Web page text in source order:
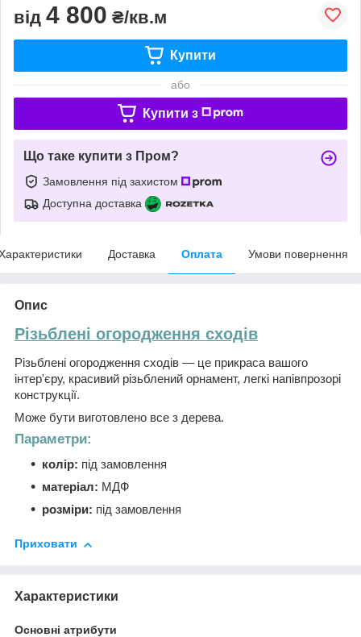
від 4 800 ₴/кв.м
Купити
або
Купити з
Що таке купити з Пром?
Замовлення під захистом
Доступна доставка
Доставка Оплата Умови повернення
Опис
Різьблені огородження сходів
Різьблені огородження сходів — це прикраса вашого
інтер'єру, красивий різьблений орнамент, легкі напівпрозорі
конструкції.
Може бути виготовлено все з дерева.
Параметри:
колір: під замовлення
матеріал: МДФ
розміри: під замовлення
Приховати
Характеристики
Основні атрибути